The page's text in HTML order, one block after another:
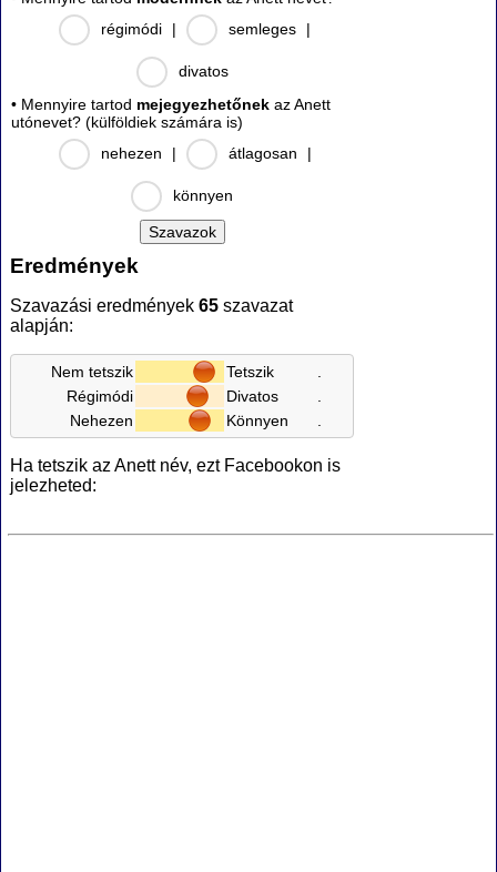
régimódi
| semleges |
divatos
• Mennyire tartod mejegyezhetőnek az Anett
utónevet? (külföldiek számára is)
nehezen
| átlagosan |
könnyen
Eredmények
Szavazási eredmények 65 szavazat
alapján:
Nem tetszik Tetszik
Régimódi
Divatos
Nehezen
Könnyen
Ha tetszik az Anett név, ezt Facebookon is
jelezheted: